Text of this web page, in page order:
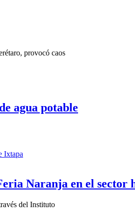
provocó caos
agua potable
Naranja en el sector
del Instituto